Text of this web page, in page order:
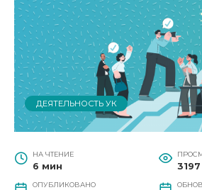
ДЕЯТЕЛЬНОСТЬ УК
НА ЧТЕНИЕ
6 мин 3197
ОПУБЛИКОВАНО